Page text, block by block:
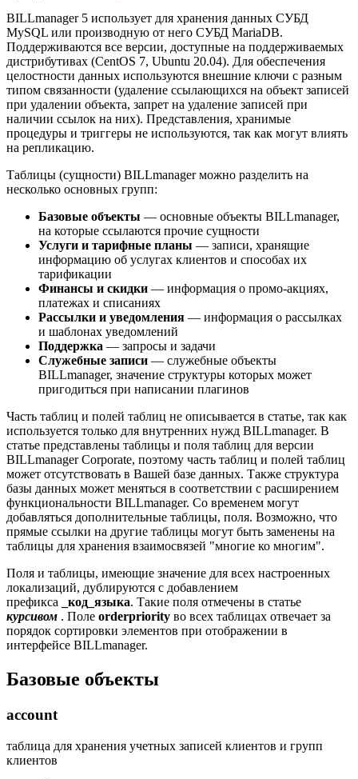
BILLmanager 5 использует для хранения данных СУБД
MySQL или производную от него СУБД MariaDB.
Поддерживаются все версии, доступные на поддерживаемых
дистрибутивах (CentOS 7, Ubuntu 20.04). Для обеспечения
целостности данных используются внешние ключи с разным
типом связанности (удаление ссылающихся на объект записей
при удалении объекта, запрет на удаление записей при
наличии ссылок на них). Представления, хранимые
процедуры и триггеры не используются, так как могут влиять
на репликацию.
Таблицы (сущности) BILLmanager можно разделить на
несколько основных групп:
Базовые объекты — основные объекты BILLmanager,
на которые ссылаются прочие сущности
Услуги и тарифные планы — записи, хранящие
информацию об услугах клиентов и способах их
тарификации
Финансы и скидки — информация о промо-акциях,
платежах и списаниях
Рассылки и уведомления — информация о рассылках
и шаблонах уведомлений
Поддержка — запросы и задачи
Служебные записи — служебные объекты
BILLmanager, значение структуры которых может
пригодиться при написании плагинов
Часть таблиц и полей таблиц не описывается в статье, так как
используется только для внутренних нужд BILLmanager. В
статье представлены таблицы и поля таблиц для версии
BILLmanager Corporate, поэтому часть таблиц и полей таблиц
может отсутствовать в Вашей базе данных. Также структура
базы данных может меняться в соответствии с расширением
функциональности BILLmanager. Со временем могут
добавляться дополнительные таблицы, поля. Возможно, что
прямые ссылки на другие таблицы могут быть заменены на
таблицы для хранения взаимосвязей "многие ко многим".
Поля и таблицы, имеющие значение для всех настроенных
локализаций, дублируются с добавлением
префикса
_код_языка. Такие поля отмечены в статье
курсивом . Поле orderpriority во всех таблицах отвечает за
порядок сортировки элементов при отображении в
интерфейсе BILLmanager.
Базовые объекты
account
таблица для хранения учетных записей клиентов и групп
клиентов